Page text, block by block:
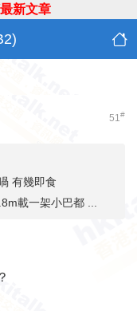
新文章
51#
有幾即食
載一架小巴都 ...